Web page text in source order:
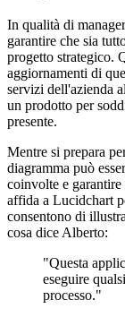
In qualità di
garantire che sia
progetto strategico.
aggiornamenti di
servizi dell'azienda
un prodotto per
presente.
Mentre si prepara
diagramma può
coinvolte e
affida a Lucidchart
consentono di
cosa dice Alberto:
"Questa
eseguire
processo."